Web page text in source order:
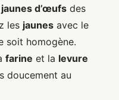
jaunes d’œufs des
les jaunes avec le
soit homogène.
farine et la levure
doucement au